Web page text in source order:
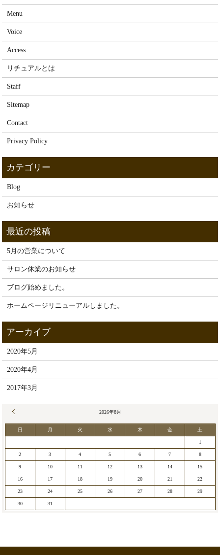
Menu
Voice
Access
リチュアルとは
Staff
Sitemap
Contact
Privacy Policy
Blog
お知らせ
5月の営業について
サロン休業のお知らせ
ブログ始めました。
ホームページリニューアルしました。
2020年5月
2020年4月
2017年3月
2026年8月
日 月 火 水 木 金 土
1
2 3 4 5 6 7 8
9 10 11 12 13 14 15
16 17 18 19 20 21 22
23 24 25 26 27 28 29
30 31